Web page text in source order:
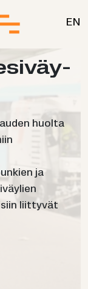
EN
huolta
ja
liittyvät